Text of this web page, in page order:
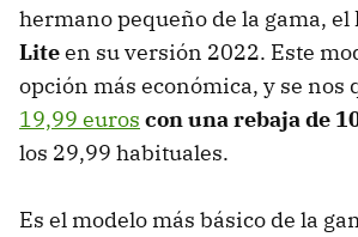
hermano pequeño de la gama, el
Liteen su versión 2022. Este
opción más económica, y se nos
19,99 euros con una rebaja de
los 29,99 habituales.
Es el modelo más básico de la